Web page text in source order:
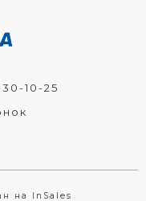
10-25
на InSales